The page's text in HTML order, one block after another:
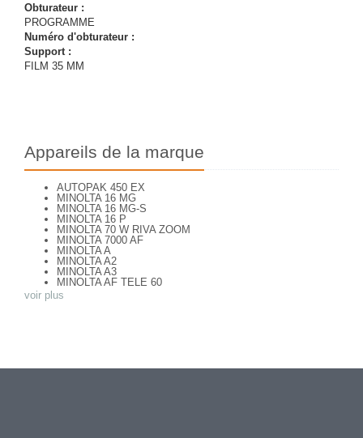
Obturateur :
PROGRAMME
Numéro d'obturateur :
Support :
FILM 35 MM
Appareils de la marque
AUTOPAK 450 EX
MINOLTA 16 MG
MINOLTA 16 MG-S
MINOLTA 16 P
MINOLTA 70 W RIVA ZOOM
MINOLTA 7000 AF
MINOLTA A
MINOLTA A2
MINOLTA A3
MINOLTA AF TELE 60
MINOLTA AF ZOOM 65
MINOLTA DYNAX 40
voir plus